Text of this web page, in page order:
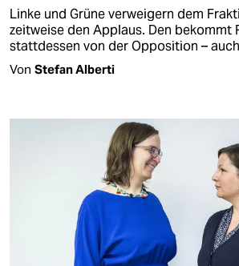
Linke und Grüne verweigern dem
zeitweise den Applaus. Den bekommt
stattdessen von der Opposition –
Von Stefan Alberti